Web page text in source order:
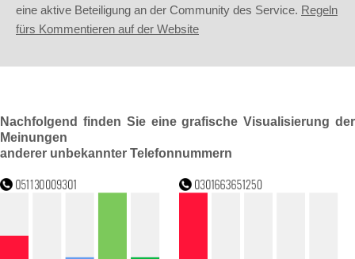
eine aktive Beteiligung an der Community des Service. Regeln
fürs Kommentieren auf der Website
Nachfolgend finden Sie eine grafische Visualisierung der
Meinungen
anderer unbekannter Telefonnummern